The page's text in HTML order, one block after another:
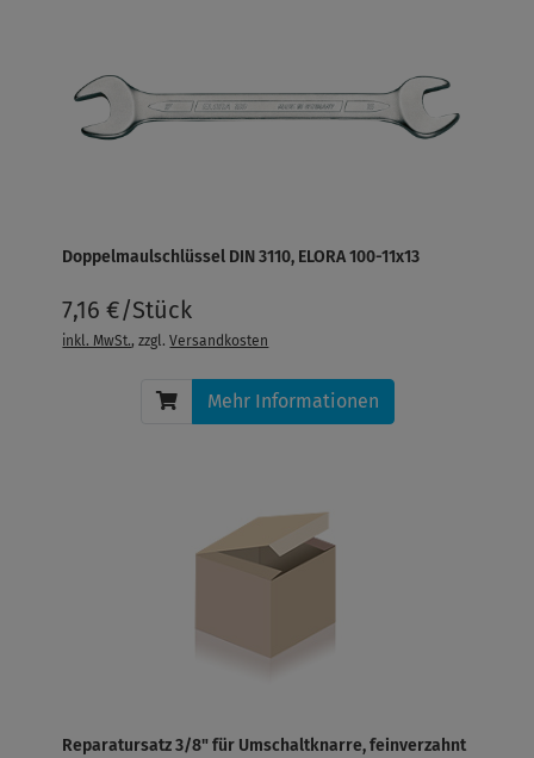
Doppelmaulschlüssel DIN 3110, ELORA 100-11x13
7,16 €/Stück
inkl. MwSt., zzgl.Versandkosten
Mehr Informationen
Reparatursatz 3/8" für Umschaltknarre, feinverzahnt